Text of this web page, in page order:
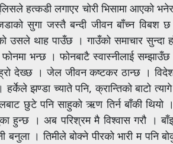
हत्कडी लगाएर चोरी भिसामा आएको
सुगा जस्तै बन्दी जीवन बाँच्न
उसले थाह पाउँछ । गाउँको समाचार सुन्दा
भन्छ । फोनबाटै स्वास्नीलाई
देख्छ । जेल जीवन कष्टकर ठान्छ ।
हर्केले झण्डा च्याते पनि, क्रान्तिको बाटो
छुटे पनि साहुको ऋण तिर्न बाँकी थियो
। अब परिश्रम मै विश्वास गरौ ।
। तिमीले बोक्ने पीरको भारी म पनि